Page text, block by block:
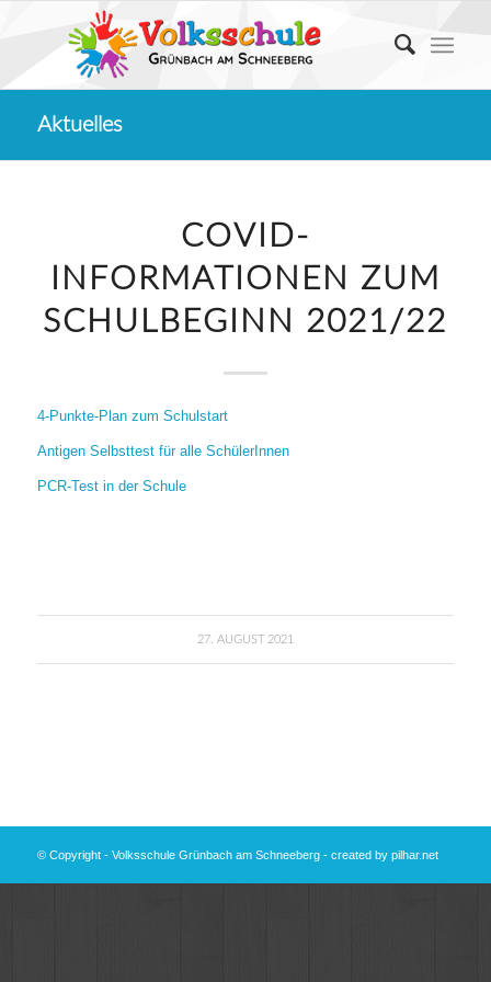
Aktuelles
COVID-
INFORMATIONEN ZUM
SCHULBEGINN 2021/22
4-Punkte-Plan zum Schulstart
Antigen Selbsttest für alle SchülerInnen
PCR-Test in der Schule
27. AUGUST 2021
© Copyright - Volksschule Grünbach am Schneeberg - created by pilhar.net